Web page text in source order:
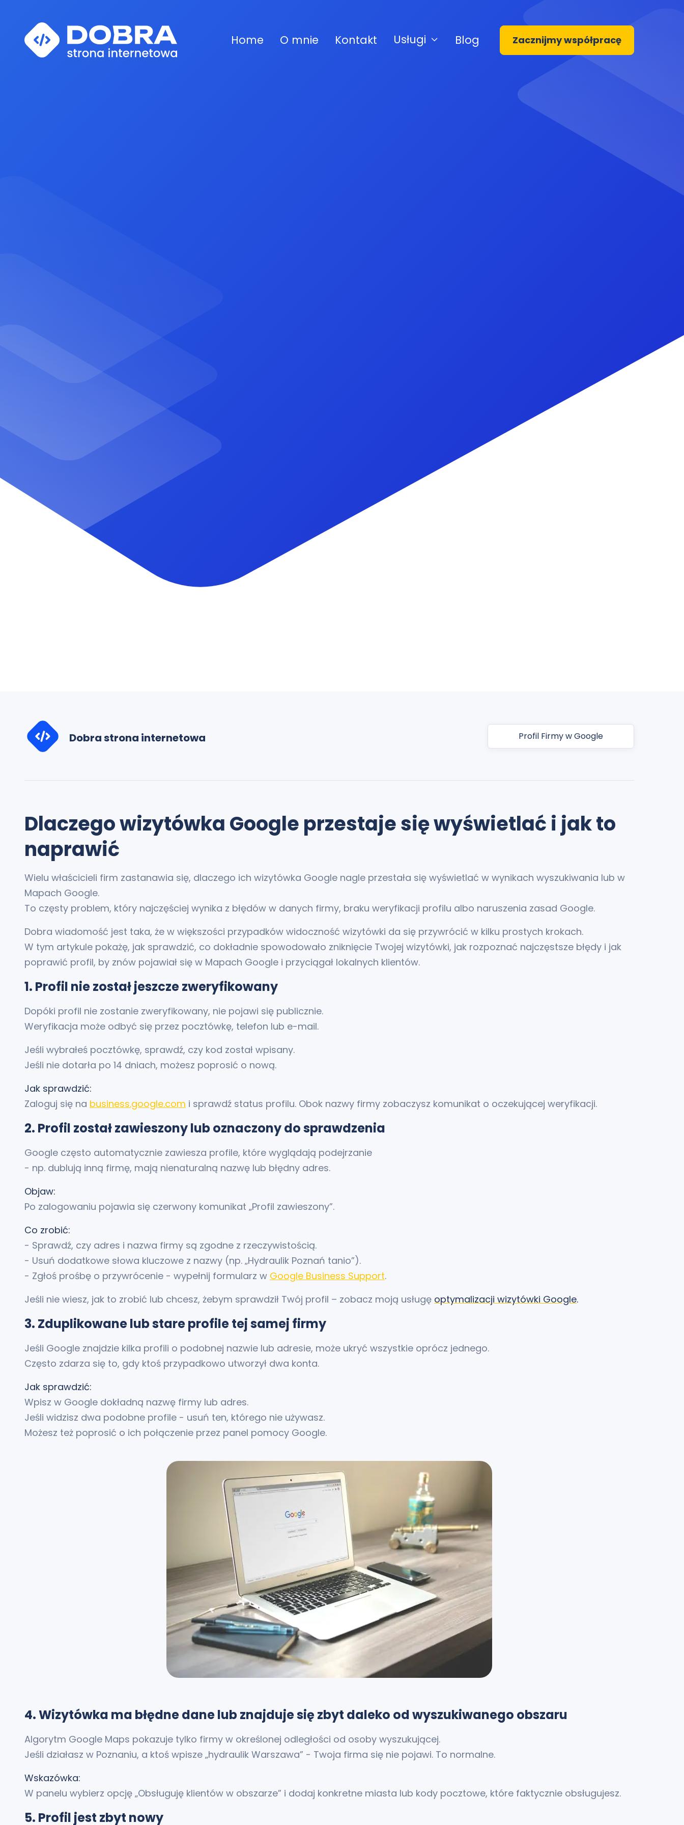
Home O mnie Kontakt Usługi  Blog Zacznijmy współpracę
Dobra strona internetowa Profil Firmy w Google
Dlaczego wizytówka Google przestaje się wyświetlać i jak to
naprawić
Wielu właścicieli firm zastanawia się, dlaczego ich wizytówka Google nagle przestała się wyświetlać w wynikach wyszukiwania lub w
Mapach Google.
To częsty problem, który najczęściej wynika z błędów w danych firmy, braku weryfikacji profilu albo naruszenia zasad Google.
Dobra wiadomość jest taka, że w większości przypadków widoczność wizytówki da się przywrócić w kilku prostych krokach.
W tym artykule pokażę, jak sprawdzić, co dokładnie spowodowało zniknięcie Twojej wizytówki, jak rozpoznać najczęstsze błędy i jak
poprawić profil, by znów pojawiał się w Mapach Google i przyciągał lokalnych klientów.
1. Profil nie został jeszcze zweryfikowany
Dopóki profil nie zostanie zweryfikowany, nie pojawi się publicznie.
Weryfikacja może odbyć się przez pocztówkę, telefon lub e-mail.
Jeśli wybrałeś pocztówkę, sprawdź, czy kod został wpisany.
Jeśli nie dotarła po 14 dniach, możesz poprosić o nową.
Jak sprawdzić:
Zaloguj się na business.google.com i sprawdź status profilu. Obok nazwy firmy zobaczysz komunikat o oczekującej weryfikacji.
2. Profil został zawieszony lub oznaczony do sprawdzenia
Google często automatycznie zawiesza profile, które wyglądają podejrzanie
- np. dublują inną firmę, mają nienaturalną nazwę lub błędny adres.
Objaw:
Po zalogowaniu pojawia się czerwony komunikat „Profil zawieszony”.
Co zrobić:
- Sprawdź, czy adres i nazwa firmy są zgodne z rzeczywistością.
- Usuń dodatkowe słowa kluczowe z nazwy (np. „Hydraulik Poznań tanio”).
- Zgłoś prośbę o przywrócenie - wypełnij formularz w Google Business Support.
Jeśli nie wiesz, jak to zrobić lub chcesz, żebym sprawdził Twój profil – zobacz moją usługę optymalizacji wizytówki Google.
3. Zduplikowane lub stare profile tej samej firmy
Jeśli Google znajdzie kilka profili o podobnej nazwie lub adresie, może ukryć wszystkie oprócz jednego.
Często zdarza się to, gdy ktoś przypadkowo utworzył dwa konta.
Jak sprawdzić:
Wpisz w Google dokładną nazwę firmy lub adres.
Jeśli widzisz dwa podobne profile - usuń ten, którego nie używasz.
Możesz też poprosić o ich połączenie przez panel pomocy Google.
4. Wizytówka ma błędne dane lub znajduje się zbyt daleko od wyszukiwanego obszaru
Algorytm Google Maps pokazuje tylko firmy w określonej odległości od osoby wyszukującej.
Jeśli działasz w Poznaniu, a ktoś wpisze „hydraulik Warszawa” - Twoja firma się nie pojawi. To normalne.
Wskazówka:
W panelu wybierz opcję „Obsługuję klientów w obszarze” i dodaj konkretne miasta lub kody pocztowe, które faktycznie obsługujesz.
5. Profil jest zbyt nowy